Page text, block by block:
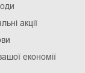
акції
економії